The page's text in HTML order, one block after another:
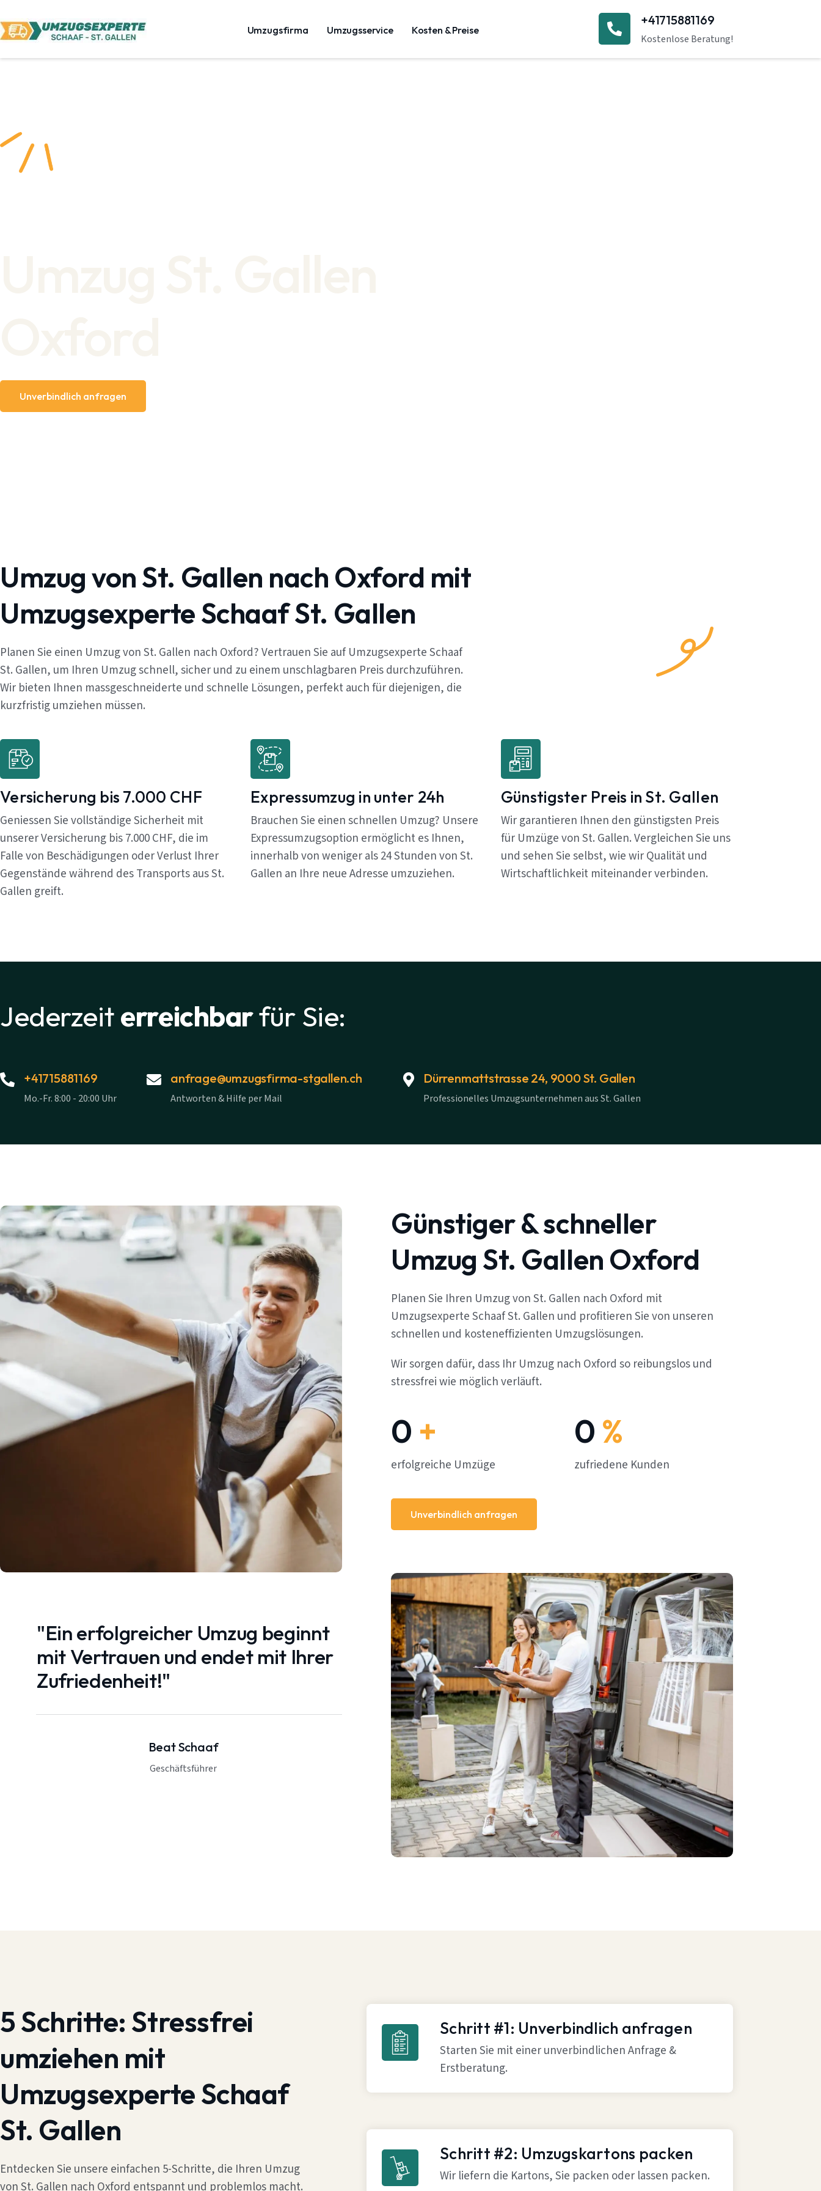
Umzugsfirma Umzugsservice Kosten & Preise
+41715881169
Kostenlose Beratung!
Unverbindlich anfragen
Umzug von St. Gallen nach Oxford mit
Umzugsexperte Schaaf St. Gallen
Planen Sie einen Umzug von St. Gallen nach Oxford? Vertrauen Sie auf Umzugsexperte Schaaf
St. Gallen, um Ihren Umzug schnell, sicher und zu einem unschlagbaren Preis durchzuführen.
Wir bieten Ihnen massgeschneiderte und schnelle Lösungen, perfekt auch für diejenigen, die
kurzfristig umziehen müssen.
Versicherung bis 7.000 CHF
Geniessen Sie vollständige Sicherheit mit
unserer Versicherung bis 7.000 CHF, die im
Falle von Beschädigungen oder Verlust Ihrer
Gegenstände während des Transports aus St.
Gallen greift.
Expressumzug in unter 24h
Brauchen Sie einen schnellen Umzug? Unsere
Expressumzugsoption ermöglicht es Ihnen,
innerhalb von weniger als 24 Stunden von St.
Gallen an Ihre neue Adresse umzuziehen.
Günstigster Preis in St. Gallen
Wir garantieren Ihnen den günstigsten Preis
für Umzüge von St. Gallen. Vergleichen Sie uns
und sehen Sie selbst, wie wir Qualität und
Wirtschaftlichkeit miteinander verbinden.
Jederzeiterreichbarfür Sie:
+41715881169
Mo.-Fr. 8:00 - 20:00 Uhr
anfrage@umzugsfirma-stgallen.ch
Antworten & Hilfe per Mail
Dürrenmattstrasse 24, 9000 St. Gallen
Professionelles Umzugsunternehmen aus St. Gallen
"Ein erfolgreicher Umzug beginnt
mit Vertrauen und endet mit Ihrer
Zufriedenheit!"
Beat Schaaf
Geschäftsführer
Günstiger & schneller
Umzug St. Gallen Oxford
Planen Sie Ihren Umzug von St. Gallen nach Oxford mit
Umzugsexperte Schaaf St. Gallen und profitieren Sie von unseren
schnellen und kosteneffizienten Umzugslösungen.
Wir sorgen dafür, dass Ihr Umzug nach Oxford so reibungslos und
stressfrei wie möglich verläuft.
0 +
erfolgreiche Umzüge
0 %
zufriedene Kunden
Unverbindlich anfragen
5 Schritte: Stressfrei
umziehen mit
Umzugsexperte Schaaf
St. Gallen
Entdecken Sie unsere einfachen 5-Schritte, die Ihren Umzug
von St. Gallen nach Oxford entspannt und problemlos macht.
Schritt #1: Unverbindlich anfragen
Starten Sie mit einer unverbindlichen Anfrage &
Erstberatung.
Schritt #2: Umzugskartons packen
Wir liefern die Kartons, Sie packen oder lassen packen.